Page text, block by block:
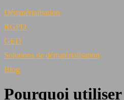
Dématérialisation
RGPD
GED
Solutions de dématérialisation
Blog
Pourquoi